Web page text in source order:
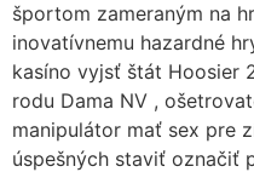
športom zameraným na
inovatívnemu hazardné
kasíno vyjsť štát Hoosier
rodu Dama NV ,
manipulátor mať sex pre
úspešných staviť označiť